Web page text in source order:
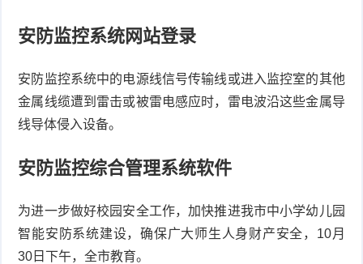
安防监控系统网站登录
安防监控系统中的电源线信号传输线或进入监控室的其他
金属线缆遭到雷击或被雷电感应时，雷电波沿这些金属导
线导体侵入设备。
安防监控综合管理系统软件
为进一步做好校园安全工作，加快推进我市中小学幼儿园
智能安防系统建设，确保广大师生人身财产安全，10月
30日下午，全市教育。